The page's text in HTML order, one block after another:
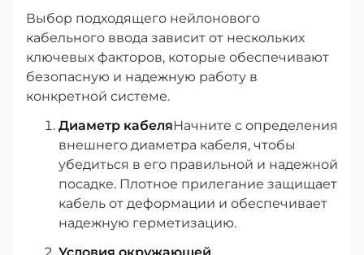
Выбор подходящего нейлонового
кабельного ввода зависит от нескольких
ключевых факторов, которые обеспечивают
безопасную и надежную работу в
конкретной системе.
Диаметр кабеляНачните с определения
внешнего диаметра кабеля, чтобы
убедиться в его правильной и надежной
посадке. Плотное прилегание защищает
кабель от деформации и обеспечивает
надежную герметизацию.